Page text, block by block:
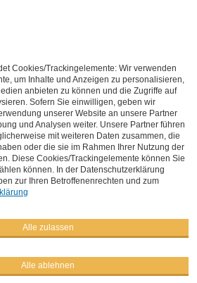
Leo von Kameke zu
Kartoffelbau beschreibt Leo von Kameke
Cookies/Trackingelemente: Wir verwenden
um Inhalte und Anzeigen zu personalisieren,
anbieten zu können und die Zugriffe auf
Sofern Sie einwilligen, geben wir
unserer Website an unsere Partner
und Analysen weiter. Unsere Partner führen
mit weiteren Daten zusammen, die
oder die sie im Rahmen Ihrer Nutzung der
Diese Cookies/Trackingelemente können Sie
können. In der Datenschutzerklärung
zur Ihren Betroffenenrechten und zum
Alle zulassen
Alle ablehnen